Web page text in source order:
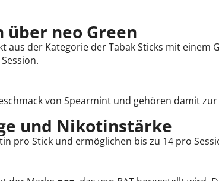
neo Green
aus der Kategorie der Tabak Sticks mit
von Spearmint und gehören damit
und Nikotinstärke
pro Stick und ermöglichen bis zu 14 pro